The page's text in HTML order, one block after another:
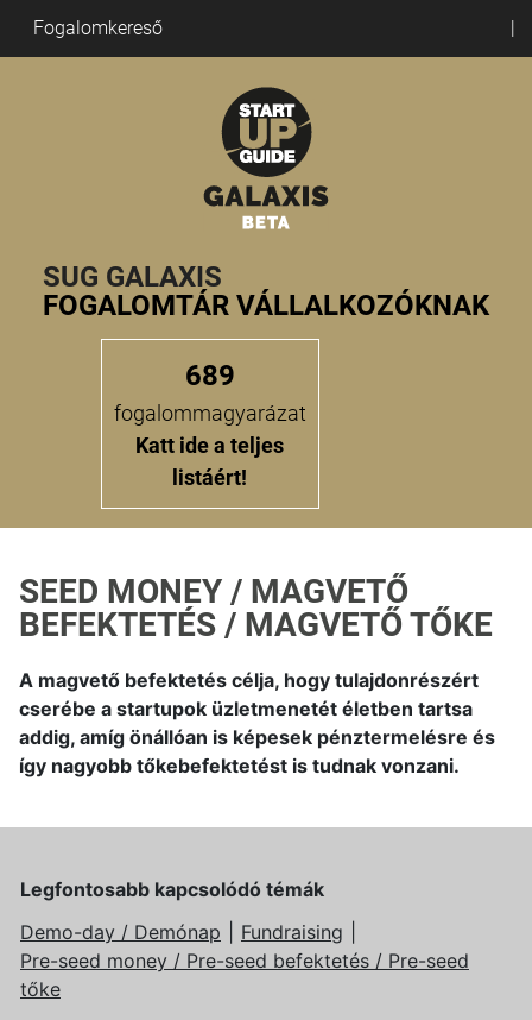
Fogalomkereső
SUG GALAXIS
FOGALOMTÁR VÁLLALKOZÓKNAK
689
fogalommagyarázat
Katt ide a teljes
listáért!
SEED MONEY / MAGVETŐ
BEFEKTETÉS / MAGVETŐ TŐKE
A magvető befektetés célja, hogy tulajdonrészért
cserébe a startupok üzletmenetét életben tartsa
addig, amíg önállóan is képesek pénztermelésre és
így nagyobb tőkebefektetést is tudnak vonzani.
Legfontosabb kapcsolódó témák
Demo-day / Demónap
Fundraising
Pre-seed money / Pre-seed befektetés / Pre-seed
tőke